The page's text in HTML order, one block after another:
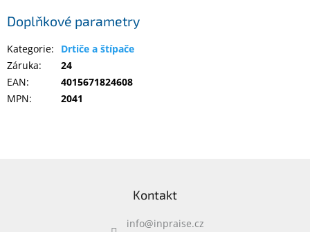
počítačů
Inpraise
Kamerové
systémy
Doplňkové parametry
Kategorie:
Drtiče a štípače
Záruka:
24
EAN:
4015671824608
MPN: 2041
Kontakt
info@inpraise.cz